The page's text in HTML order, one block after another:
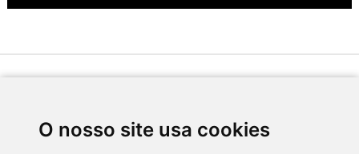
O nosso site usa cookies